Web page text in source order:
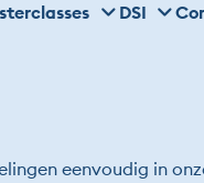
DSI
eenvoudig in